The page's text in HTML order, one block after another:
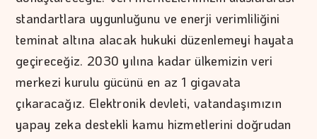
standartlara uygunluğunu ve enerji verimliliğini
teminat altına alacak hukuki düzenlemeyi hayata
geçireceğiz. 2030 yılına kadar ülkemizin veri
merkezi kurulu gücünü en az 1 gigavata
çıkaracağız. Elektronik devleti, vatandaşımızın
yapay zeka destekli kamu hizmetlerini doğrudan